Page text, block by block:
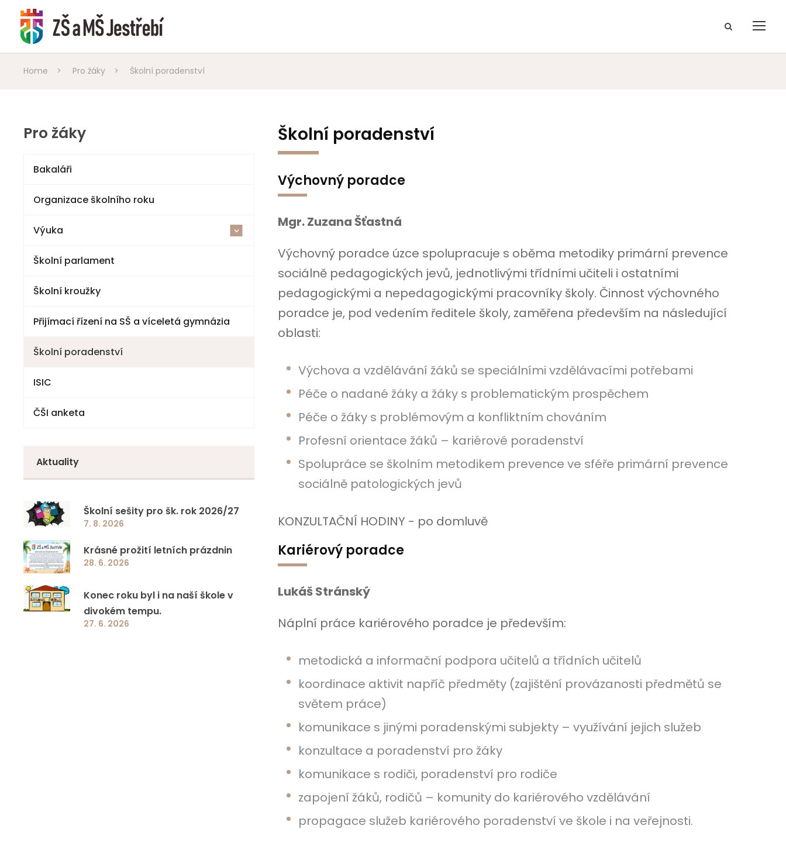
Home > Pro žáky > Školní poradenství
Školní poradenství
Výchovný poradce
Mgr. Zuzana Šťastná
Výchovný poradce úzce spolupracuje s oběma metodiky primární prevence
sociálně pedagogických jevů, jednotlivými třídními učiteli i ostatními
pedagogickými a nepedagogickými pracovníky školy. Činnost výchovného
poradce je, pod vedením ředitele školy, zaměřena především na následující
oblasti:
Výchova a vzdělávání žáků se speciálními vzdělávacími potřebami
Péče o nadané žáky a žáky s problematickým prospěchem
Péče o žáky s problémovým a konfliktním chováním
Profesní orientace žáků – kariérové poradenství
Spolupráce se školním metodikem prevence ve sféře primární prevence
sociálně patologických jevů
KONZULTAČNÍ HODINY - po domluvě
Kariérový poradce
Lukáš Stránský
Náplní práce kariérového poradce je především:
metodická a informační podpora učitelů a třídních učitelů
koordinace aktivit napříč předměty (zajištění provázanosti předmětů se
světem práce)
komunikace s jinými poradenskými subjekty – využívání jejich služeb
konzultace a poradenství pro žáky
komunikace s rodiči, poradenství pro rodiče
zapojení žáků, rodičů – komunity do kariérového vzdělávání
propagace služeb kariérového poradenství ve škole i na veřejnosti.
Pro žáky
Bakaláři
Organizace školního roku
Výuka <
1. stupeň
2. stupeň
Školní parlament
Školní kroužky
Přijímací řízení na SŠ a víceletá gymnázia
Školní poradenství
ISIC
ČŠI anketa
Aktuality
Školní sešity pro šk. rok 2026/27
7. 8. 2026
Krásné prožití letních prázdnin
28. 6. 2026
Konec roku byl i na naší škole v
divokém tempu.
27. 6. 2026